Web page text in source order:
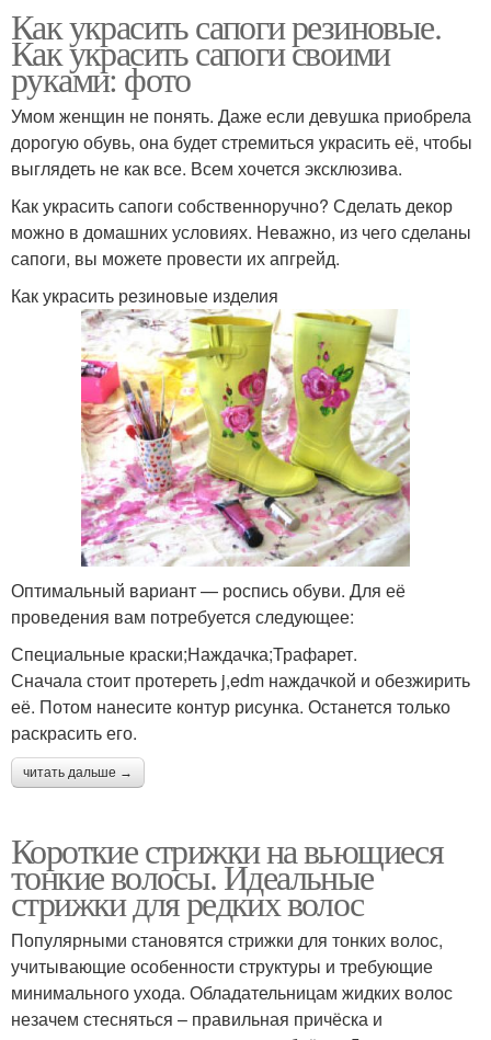
Как украсить сапоги резиновые.
Как украсить сапоги своими
руками: фото
Умом женщин не понять. Даже если девушка приобрела
дорогую обувь, она будет стремиться украсить её, чтобы
выглядеть не как все. Всем хочется эксклюзива.
Как украсить сапоги собственноручно? Сделать декор
можно в домашних условиях. Неважно, из чего сделаны
сапоги, вы можете провести их апгрейд.
Как украсить резиновые изделия
Оптимальный вариант — роспись обуви. Для её
проведения вам потребуется следующее:
Специальные краски;Наждачка;Трафарет.
Сначала стоит протереть j,edm наждачкой и обезжирить
её. Потом нанесите контур рисунка. Останется только
раскрасить его.
читать дальше →
Короткие стрижки на вьющиеся
тонкие волосы. Идеальные
стрижки для редких волос
Популярными становятся стрижки для тонких волос,
учитывающие особенности структуры и требующие
минимального ухода. Обладательницам жидких волос
незачем стесняться – правильная причёска и